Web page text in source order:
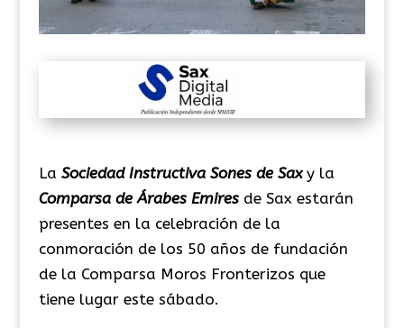
La Sociedad Instructiva Sones de Saxy la
Comparsa de Árabes Emiresde Sax estarán
presentes en la celebración de la
conmoración de los 50 años de fundación
de la Comparsa Moros Fronterizos que
tiene lugar este sábado.